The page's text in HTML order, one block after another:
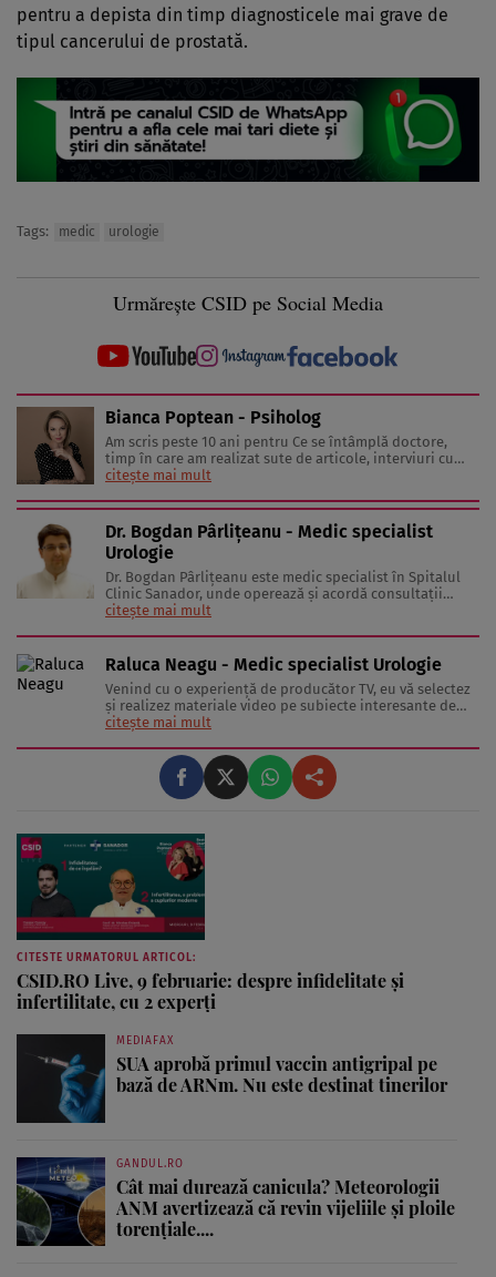
pentru a depista din timp diagnosticele mai grave de
tipul cancerului de prostată.
Tags: medic urologie
Urmărește CSID pe Social Media
Bianca Poptean - Psiholog
Am scris peste 10 ani pentru Ce se întâmplă doctore,
timp în care am realizat sute de articole, interviuri cu
medici și specialiști în diverse domenii, materiale video,
băieți minunați care mi-au oferit ocazia să văd lumea
prin ...
citește mai mult
Dr. Bogdan Pârlițeanu - Medic specialist
Urologie
Dr. Bogdan Pârlițeanu este medic specialist în Spitalul
Clinic Sanador, unde operează și acordă consultații
începând din 2018. Dr. Bogdan Pârlițeanu este medic
Asociației Române ...
citește mai mult
Raluca Neagu - Medic specialist Urologie
Venind cu o experienţă de producător TV, eu vă selectez
şi realizez materiale video pe subiecte interesante de
sănătate şi lifestyle, în clipuri video marca “Stiai ca”.
citește mai mult
CITESTE URMATORUL ARTICOL:
CSID.RO Live, 9 februarie: despre infidelitate și
infertilitate, cu 2 experți
MEDIAFAX
SUA aprobă primul vaccin antigripal pe
bază de ARNm. Nu este destinat tinerilor
GANDUL.RO
Cât mai durează canicula? Meteorologii
ANM avertizează că revin vijeliile și ploile
torențiale....